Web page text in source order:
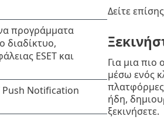
Δείτε
Για μια πιο
μέσω ενός
πλατφόρμες
ήδη,
ξεκινήσετε.